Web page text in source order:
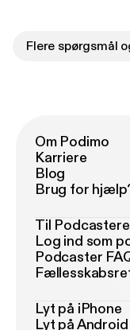
Flere spørgsmål
Om Podimo
Karriere
Blog
Brug for
Til Podcastere
Log ind som
Podcaster
Lyt på iPhone
Lyt på Android